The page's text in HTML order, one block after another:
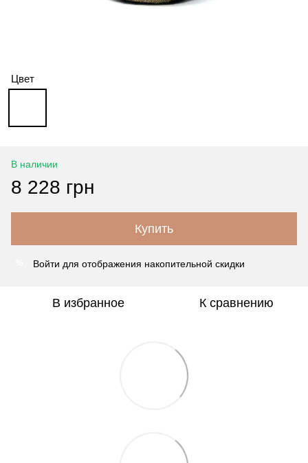
Цвет
В наличии
8 228 грн
Купить
Войти для отображения накопительной скидки
В избранное К сравнению